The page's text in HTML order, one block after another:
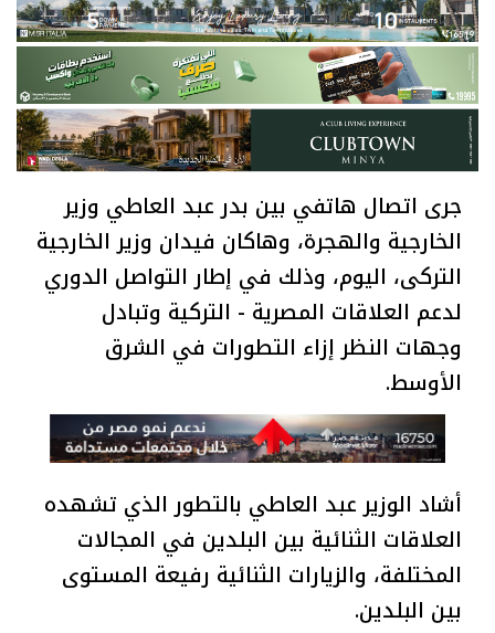
جرى اتصال هاتفي بين بدر عبد العاطي وزير
الخارجية والهجرة، وهاكان فيدان وزير الخارجية
التركى، اليوم، وذلك في إطار التواصل الدوري
لدعم العلاقات المصرية - التركية وتبادل
وجهات النظر إزاء التطورات في الشرق
الأوسط.
أشاد الوزير عبد العاطي بالتطور الذي تشهده
العلاقات الثنائية بين البلدين في المجالات
المختلفة، والزيارات الثنائية رفيعة المستوى
بين البلدين.